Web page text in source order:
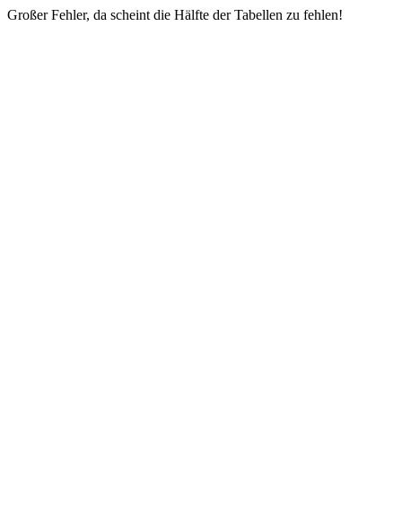
Großer Fehler, da scheint die Hälfte der Tabellen zu fehlen!